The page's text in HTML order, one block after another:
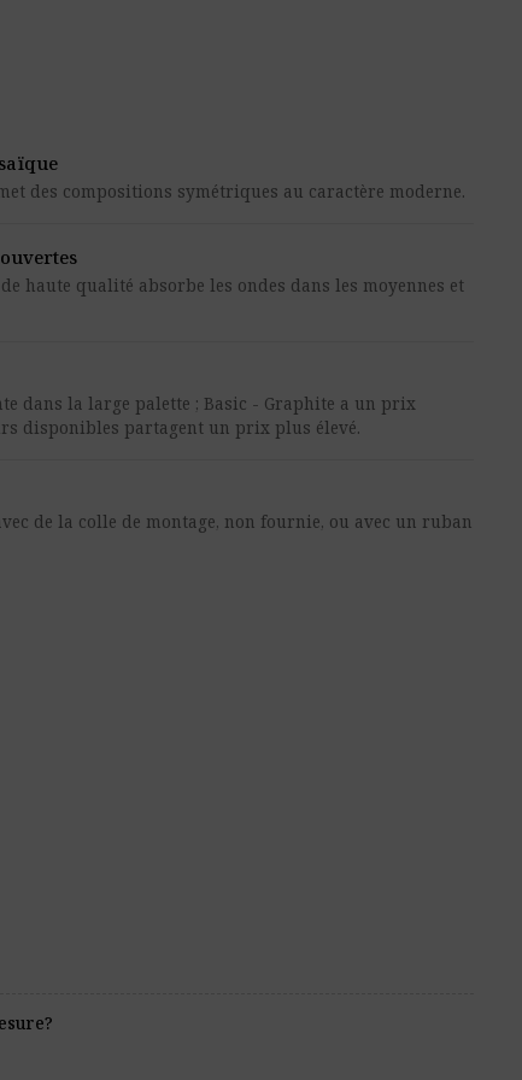
des compositions symétriques au caractère moderne.
haute qualité absorbe les ondes dans les moyennes et
dans la large palette ; Basic - Graphite a un prix
disponibles partagent un prix plus élevé.
de la colle de montage, non fournie, ou avec un ruban